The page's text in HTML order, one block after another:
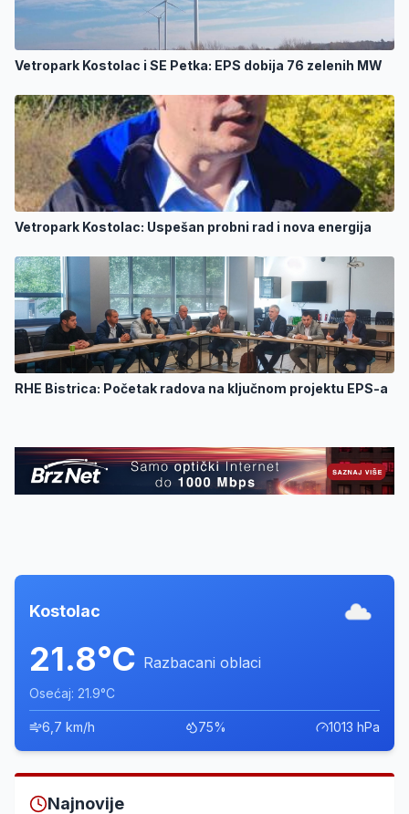
Vetropark Kostolac i SE Petka: EPS dobija 76 zelenih MW
Vetropark Kostolac: Uspešan probni rad i nova energija
RHE Bistrica: Početak radova na ključnom projektu EPS-a
Kostolac
21.8°C Razbacani oblaci
Osećaj: 21.9°C
6,7 km/h 75% 1013 hPa
Najnovije